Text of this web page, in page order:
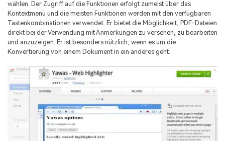
wählen. Der Zugriff auf die Funktionen erfolgt zumeist über das
Kontextmenü und die meisten Funktionen werden mit den verfügbaren
Tastenkombinationen verwendet. Er bietet die Möglichkeit, PDF-Dateien
direkt bei der Verwendung mit Anmerkungen zu versehen, zu bearbeiten
und anzuzeigen. Er ist besonders nützlich, wenn es um die
Konvertierung von einem Dokument in ein anderes geht.